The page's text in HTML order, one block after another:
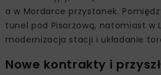
a w Mordarce przystanek.
tunel pod Pisarzową, natomiast w
modernizacja stacji i układanie
Nowe kontrakty i